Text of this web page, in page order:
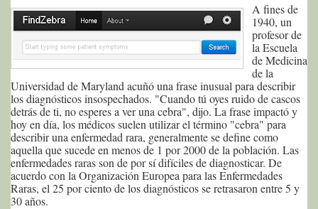
A fines de
1940, un
profesor de
la Escuela
de Medicina
de la
Universidad de Maryland acuñó una frase inusual para describir
los diagnósticos insospechados. "Cuando tú oyes ruido de cascos
detrás de ti, no esperes a ver una cebra", dijo. La frase impactó y
hoy en día, los médicos suelen utilizar el término "cebra" para
describir una enfermedad rara, generalmente se define como
aquella que sucede en menos de 1 por 2000 de la población. Las
enfermedades raras son de por sí difíciles de diagnosticar. De
acuerdo con la Organización Europea para las Enfermedades
Raras, el 25 por ciento de los diagnósticos se retrasaron entre 5 y
30 años.